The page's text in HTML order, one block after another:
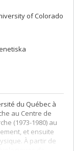
of Colorado
du Québec à
au Centre de
(1973-1980) au
et ensuite
À partir de